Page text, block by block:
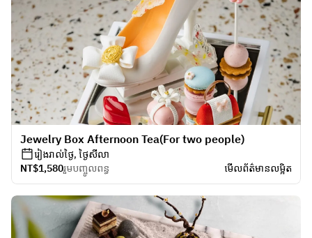
Jewelry Box Afternoon Tea(For two people)
រៀងរាល់ថ្ងៃ, ថ្ងៃសីលា
NT$1,580រួមបញ្ចូលពន្ធ មើលព័ត៌មានលម្អិត